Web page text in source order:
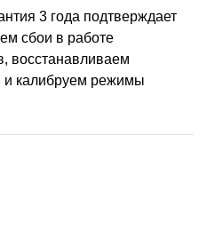
3 года подтверждает
сбои в работе
восстанавливаем
и калибруем режимы